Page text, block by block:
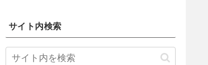
サイト内検索